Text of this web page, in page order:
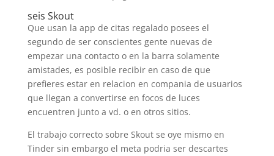
seis Skout
Que usan la app de citas regalado posees el
segundo de ser conscientes gente nuevas de
empezar una contacto o en la barra solamente
amistades, es posible recibir en caso de que
prefieres estar en relacion en compania de usuarios
que llegan a convertirse en focos de luces
encuentren junto a vd. o en otros sitios.
El trabajo correcto sobre Skout se oye mismo en
Tinder sin embargo el meta podri­a ser descartes